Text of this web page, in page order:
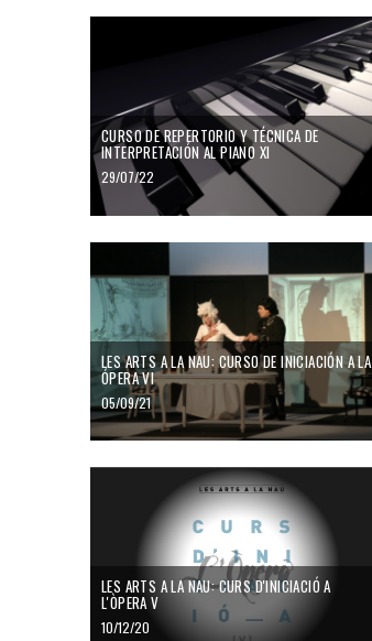
CURSO DE REPERTORIO Y TÉCNICA DE
INTERPRETACIÓN AL PIANO XI
29/07/22
LES ARTS A LA NAU: CURSO DE INICIACIÓN A LA
ÓPERA VI
05/09/21
LES ARTS A LA NAU: CURS D'INICIACIÓ A
L'ÒPERA V
10/12/20